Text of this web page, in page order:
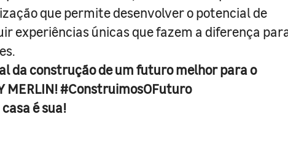
que permite desenvolver o potencial de
experiências únicas que fazem a diferença
da construção de um futuro melhor para o
MERLIN! #ConstruimosOFuturo
é sua!